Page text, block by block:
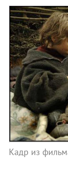
Кадр из